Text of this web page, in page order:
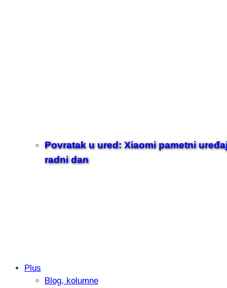
Povratak u ured: Xiaomi pametni
radni dan
Samsung otkrio kako je nastajala
Plus
Blog, kolumne